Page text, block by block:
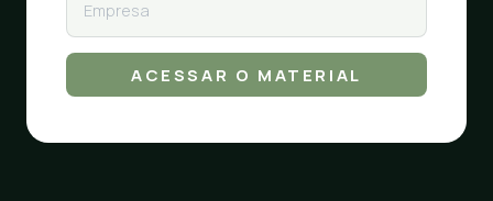
ACESSAR O MATERIAL